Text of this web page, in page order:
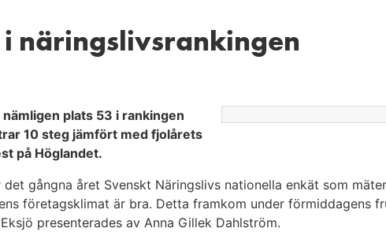
i näringslivsrankingen
plats 53 i rankingen
10 steg jämfört med fjolårets
på Höglandet.
gångna året Svenskt Näringslivs nationella enkät som
företagsklimat är bra. Detta framkom under förmiddagens
presenterades av Anna Gillek Dahlström.